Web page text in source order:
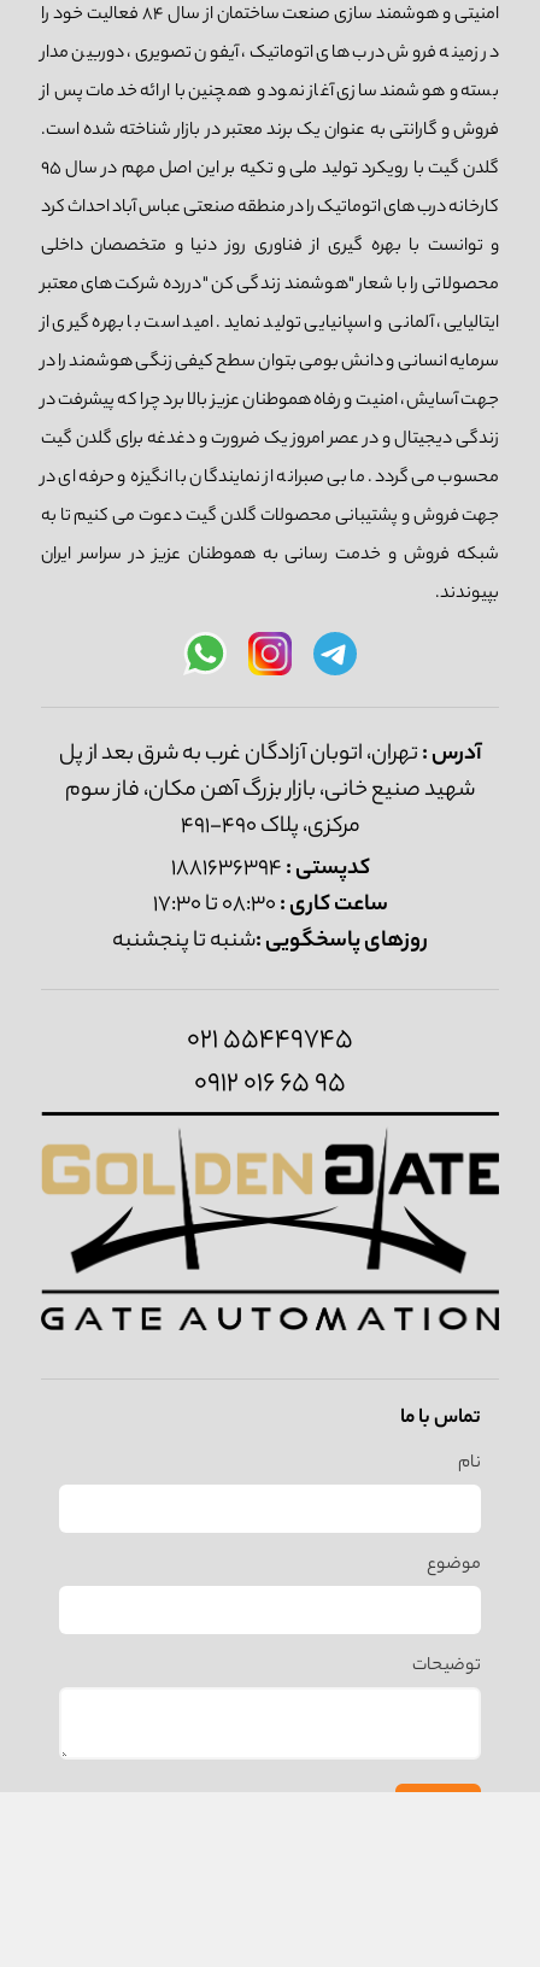
امنیتی و هوشمند سازی صنعت ساختمان از سال 84 فعالیت خود را
در زمینه فروش درب های اتوماتیک، آیفون تصویری، دوربین مدار
بسته و هوشمند سازی آغاز نمود و همچنین با ارائه خدمات پس از
فروش و گارانتی به عنوان یک برند معتبر در بازار شناخته شده است.
گلدن گیت با رویکرد تولید ملی و تکیه بر این اصل مهم در سال 95
کارخانه درب های اتوماتیک را در منطقه صنعتی عباس آباد احداث کرد
و توانست با بهره گیری از فناوری روز دنیا و متخصصان داخلی
محصولاتی را با شعار "هوشمند زندگی کن "دررده شرکت های معتبر
ایتالیایی، آلمانی و اسپانیایی تولید نماید. امید است با بهره گیری از
سرمایه انسانی و دانش بومی بتوان سطح کیفی زنگی هوشمند را در
جهت آسایش، امنیت و رفاه هموطنان عزیز بالا برد چرا که پیشرفت در
زندگی دیجیتال و در عصر امروز یک ضرورت و دغدغه برای گلدن گیت
محسوب می گردد. ما بی صبرانه از نمایندگان با انگیزه و حرفه ای در
جهت فروش و پشتیبانی محصولات گلدن گیت دعوت می کنیم تا به
شبکه فروش و خدمت رسانی به هموطنان عزیز در سراسر ایران
بپیوندند.
آدرس :تهران، اتوبان آزادگان غرب به شرق بعد از پل
شهید صنیع خانی، بازار بزرگ آهن مکان، فاز سوم
مرکزی، پلاک 490-491
کدپستی :1881636394
ساعت کاری :
روزهای پاسخگویی :شنبه تا پنجشنبه
021 55449745
0912 016 65 95
تماس با ما
نام
موضوع
توضیحات